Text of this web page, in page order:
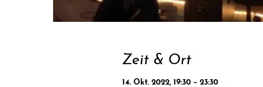
Zeit & Ort
14. Okt. 2022, 19:30 – 23:30